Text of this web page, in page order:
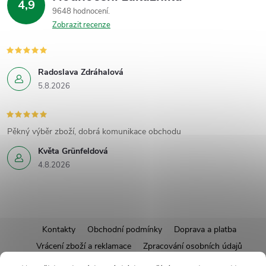
4,9
9648 hodnocení
Zobrazit recenze
Radoslava Zdráhalová
5.8.2026
Květa Grünfeldová
4.8.2026
Pěkný výběr zboží, dobrá komunikace obchodu
Kontakty Obchodní podmínky
Doprava a platba
Vrácení zboží a reklamace
Zpracování osobních údajů
Pravidla soutěží
Affiliate program Recepty